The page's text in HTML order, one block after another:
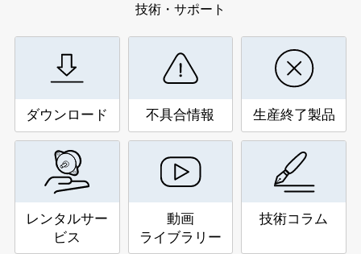
技術・サポート
ダウンロード 不具合情報 生産終了製品
レンタルサー
ビス
動画
ライブラリー
技術コラム